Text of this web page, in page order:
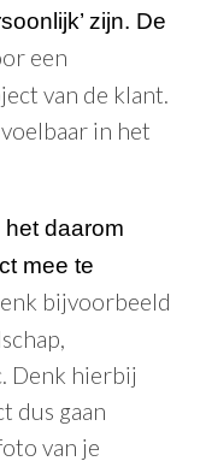
zijn. De
een
van de klant.
in het
daarom
mee te
bijvoorbeeld
Denk hierbij
dus gaan
van je